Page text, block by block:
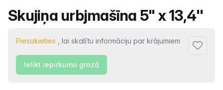
Produkta nosaukums
Skujiņa urbjmašīna 5" x 13,4''
Piesakieties , lai skatītu informāciju par krājumiem
Ielikt iepirkumu grozā